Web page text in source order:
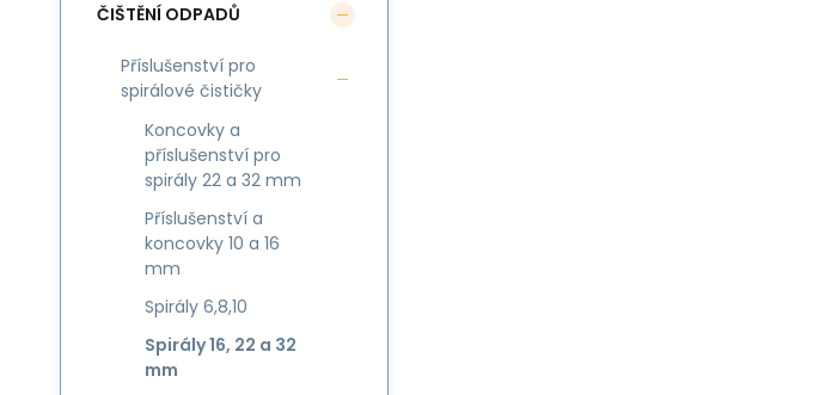
ČIŠTĚNÍ ODPADŮ
Příslušenství pro
spirálové čističky
Koncovky a
příslušenství pro
spirály 22 a 32 mm
Příslušenství a
koncovky 10 a 16
mm
Spirály 6,8,10
Spirály 16, 22 a 32
mm